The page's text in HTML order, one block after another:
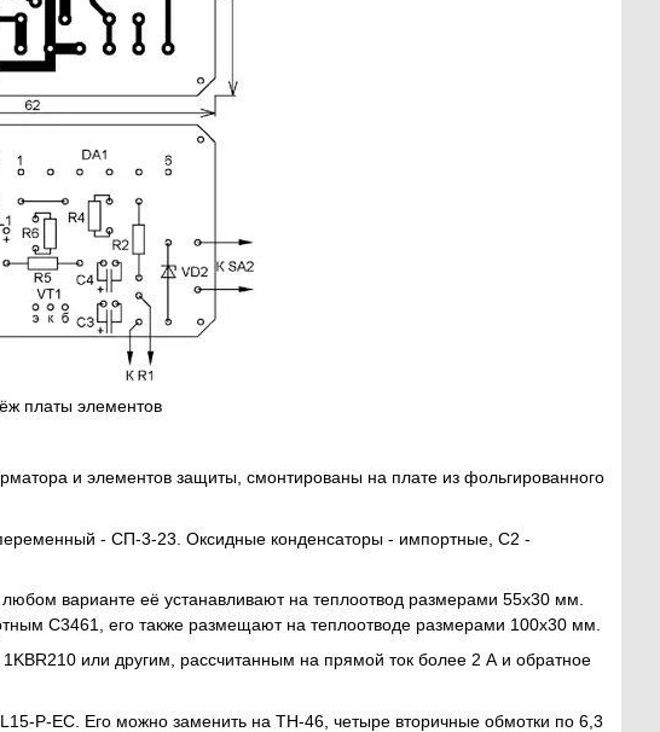
платы элементов
и элементов защиты, смонтированы на плате из фольгированного
- СП-3-23. Оксидные конденсаторы - импортные, С2 -
варианте её устанавливают на теплоотвод размерами 55x30 мм.
C3461, его также размещают на теплоотводе размерами 100x30 мм.
или другим, рассчитанным на прямой ток более 2 А и обратное
P-EC. Его можно заменить на ТН-46, четыре вторичные обмотки по 6,3